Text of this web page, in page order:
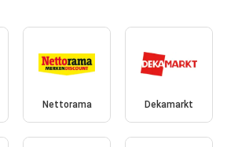
Nettorama Dekamarkt